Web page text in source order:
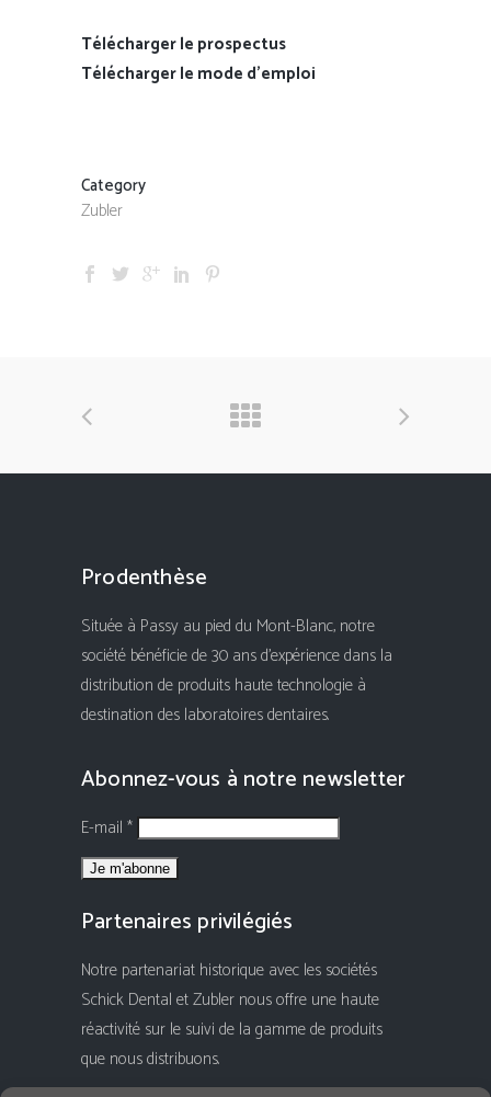
Télécharger le prospectus
Télécharger le mode d’emploi
Category
Zubler
Prodenthèse
Située à Passy au pied du Mont-Blanc, notre
société bénéficie de 30 ans d'expérience dans la
distribution de produits haute technologie à
destination des laboratoires dentaires.
Abonnez-vous à notre newsletter
E-mail *
Partenaires privilégiés
Notre partenariat historique avec les sociétés
Schick Dental et Zubler nous offre une haute
réactivité sur le suivi de la gamme de produits
que nous distribuons.